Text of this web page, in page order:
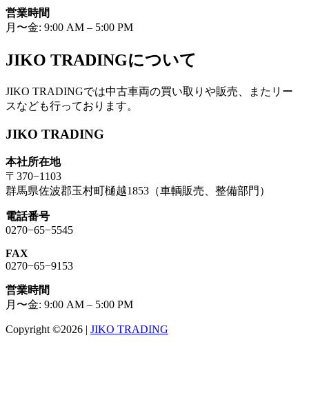
営業時間
月〜金: 9:00 AM – 5:00 PM
JIKO TRADINGについて
JIKO TRADINGでは中古車両の買い取りや販売、またリー
スなども行っております。
JIKO TRADING
本社所在地
〒370−1103
群馬県佐波郡玉村町樋越1853（車輌販売、整備部門）
電話番号
0270−65−5545
FAX
0270−65−9153
営業時間
月〜金: 9:00 AM – 5:00 PM
Copyright ©2026 | JIKO TRADING